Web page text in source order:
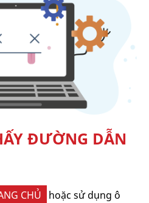
ĐƯỜNG DẪN
CHỦ
hoặc sử dụng ô